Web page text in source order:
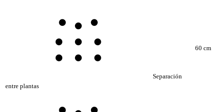
Separación
entre plantas
60 cm